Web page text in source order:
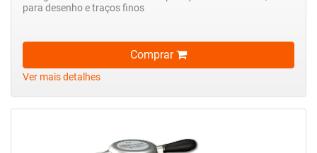
para desenho e traços finos
Comprar
Ver mais detalhes